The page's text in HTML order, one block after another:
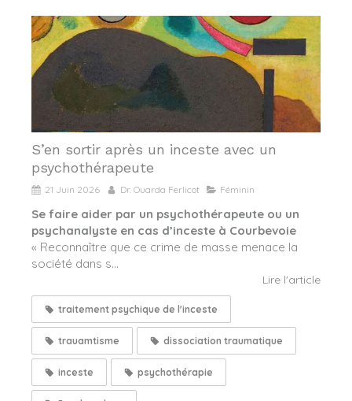
S’en sortir après un inceste avec un
psychothérapeute
21 Juin 2026 Dr. Ouarda Ferlicot Féminin
Se faire aider par un psychothérapeute ou un
psychanalyste en cas d’inceste à Courbevoie
« Reconnaître que ce crime de masse menace la
société dans s...
Lire l'article
traitement psychique de l'inceste
trauamtisme dissociation traumatique
inceste psychothérapie